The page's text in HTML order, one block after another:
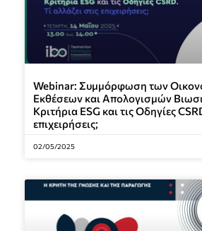
Webinar: Συμμόρφωση των
Εκθέσεων και Απολογισμών
Κριτήρια ESG και τις Οδηγίες
επιχειρήσεις;
02/05/2025